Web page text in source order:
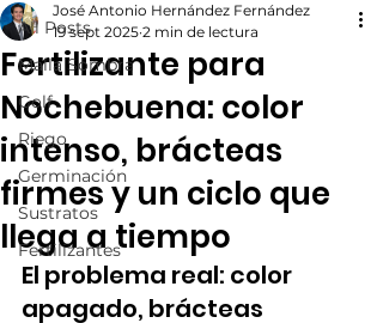
All Posts
Malla Sombra
Golf
Riego
Germinación
Sustratos
Fertilizantes
Fertilizante para
Nochebuena: color
intenso, brácteas
firmes y un ciclo que
llega a tiempo
José Antonio Hernández Fernández
19 sept 2025 2 min de lectura
El problema real: color
apagado, brácteas